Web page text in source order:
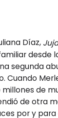
Díaz,
desde
segunda
Cuando
de
de otra
por y